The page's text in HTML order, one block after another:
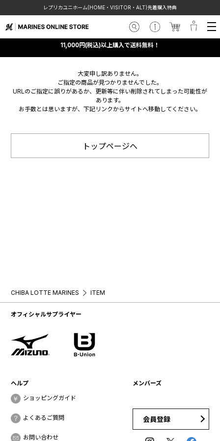
レプリカユニホーム(HOME・VISITOR・ALT)先着購入特典
11,000円(税込)以上購入で送料無料！
大変申し訳ありません。
ご指定の商品が見つかりませんでした。
URLのご指定に誤りがあるか、更新等に伴い削除されてしまった可能性が
あります。
お手数とは思いますが、下記リンクからサイトへ移動してください。
トップページへ
CHIBA LOTTE MARINES ITEM
オフィシャルサプライヤー
ヘルプ
ショッピングガイド
よくあるご質問
お問い合わせ
メンバーズ
会員登録